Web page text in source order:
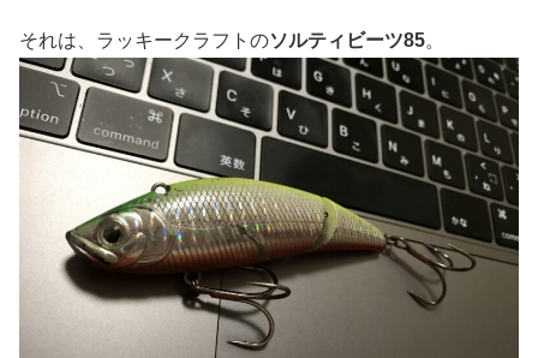
それは、ラッキークラフトのソルティビーツ85。